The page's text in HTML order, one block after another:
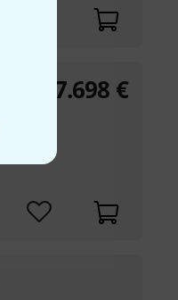
7.698 €